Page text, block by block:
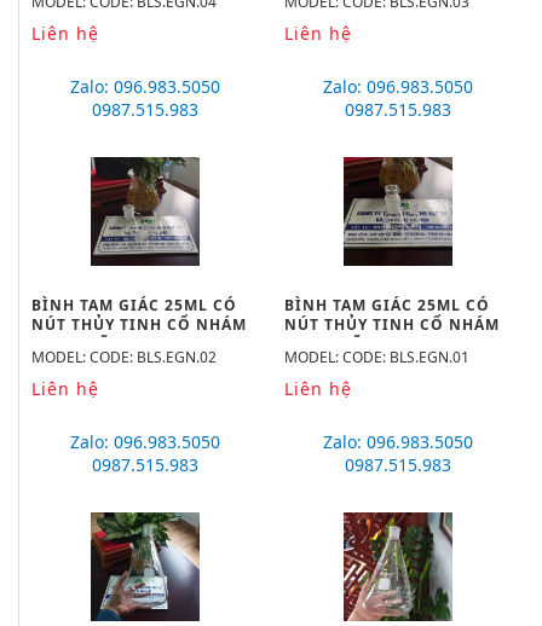
GERMANY
Liên hệ
GERMANY
Liên hệ
Zalo: 096.983.5050
0987.515.983
BÌNH TAM GIÁC 25ML CÓ
NÚT THỦY TINH CỔ NHÁM
19/26, HÃNG BIOHALL-
GERMANY
MODEL: CODE: BLS.EGN.02
Liên hệ
Zalo: 096.983.5050
0987.515.983
BÌNH TAM GIÁC 25ML CÓ
NÚT THỦY TINH CỔ NHÁM
14/23, HÃNG BIOHALL-
GERMANY
MODEL: CODE: BLS.EGN.01
Liên hệ
Zalo: 096.983.5050
0987.515.983
Zalo: 096.983.5050
0987.515.983